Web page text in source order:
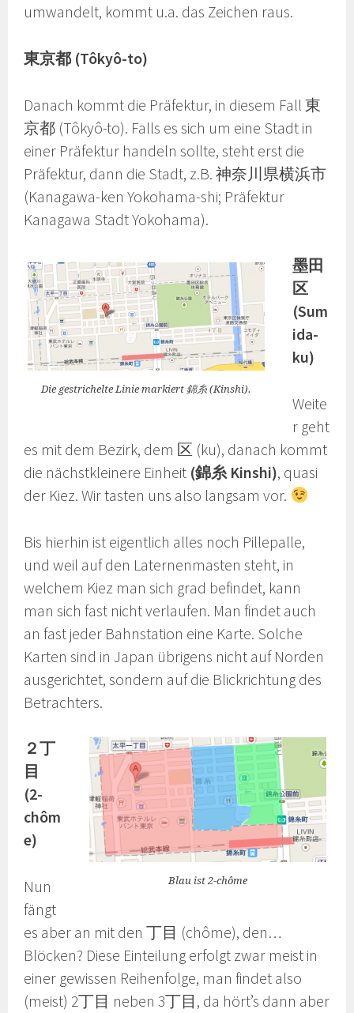
umwandelt, kommt u.a. das Zeichen raus.
東京都 (Tôkyô-to)
Danach kommt die Präfektur, in diesem Fall 東
京都 (Tôkyô-to). Falls es sich um eine Stadt in
einer Präfektur handeln sollte, steht erst die
Präfektur, dann die Stadt, z.B. 神奈川県横浜市
(Kanagawa-ken Yokohama-shi; Präfektur
Kanagawa Stadt Yokohama).
Die gestrichelte Linie markiert 錦糸 (Kinshi).
墨田
区
(Sum
ida-
ku)
Weite
r geht
es mit dem Bezirk, dem 区 (ku), danach kommt
die nächstkleinere Einheit (錦糸 Kinshi), quasi
der Kiez. Wir tasten uns also langsam vor.
Bis hierhin ist eigentlich alles noch Pillepalle,
und weil auf den Laternenmasten steht, in
welchem Kiez man sich grad befindet, kann
man sich fast nicht verlaufen. Man findet auch
an fast jeder Bahnstation eine Karte. Solche
Karten sind in Japan übrigens nicht auf Norden
ausgerichtet, sondern auf die Blickrichtung des
Betrachters.
Blau ist 2-chôme
２丁
目
(2-
chôm
e)
Nun
fängt
es aber an mit den 丁目 (chôme), den…
Blöcken? Diese Einteilung erfolgt zwar meist in
einer gewissen Reihenfolge, man findet also
(meist) 2丁目 neben 3丁目, da hört’s dann aber